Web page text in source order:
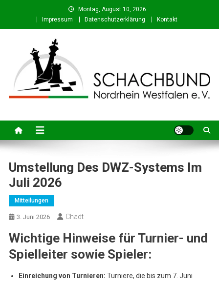
content
Montag, August 10, 2026
Impressum
Datenschutzerklärung Kontakt
Umstellung Des DWZ-Systems Im
Juli 2026
Mitteilungen
3. Juni 2026 Chadt
Wichtige Hinweise für Turnier- und
Spielleiter sowie Spieler:
Einreichung von Turnieren: Turniere, die bis zum 7. Juni